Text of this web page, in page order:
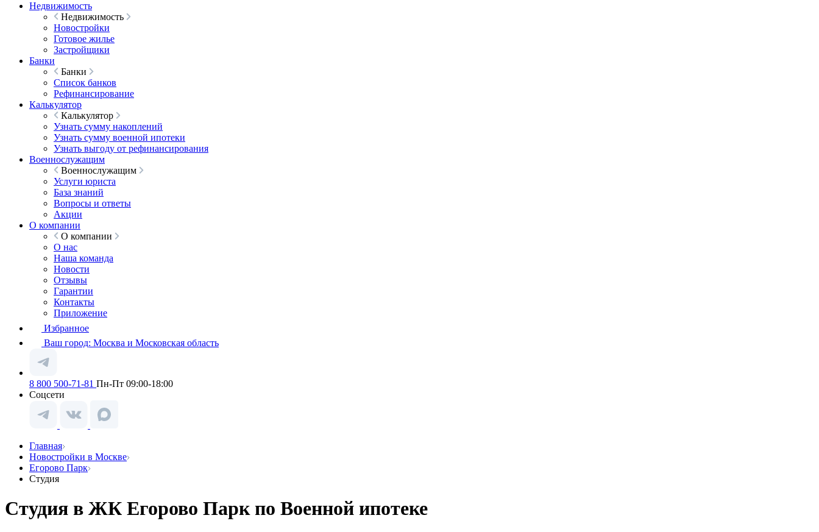
Недвижимость
Недвижимость
Новостройки
Готовое жилье
Застройщики
Банки
Банки
Список банков
Рефинансирование
Калькулятор
Калькулятор
Узнать сумму накоплений
Узнать сумму военной ипотеки
Узнать выгоду от рефинансирования
Военнослужащим
Военнослужащим
Услуги юриста
База знаний
Вопросы и ответы
Акции
О компании
О компании
О нас
Наша команда
Новости
Отзывы
Гарантии
Контакты
Приложение
Избранное
Ваш город: Москва и Московская область
8 800 500-71-81 Пн-Пт 09:00-18:00
Соцсети
Главная
Новостройки в Москве
Егорово Парк
Студия
Студия в ЖК Егорово Парк по Военной ипотеке